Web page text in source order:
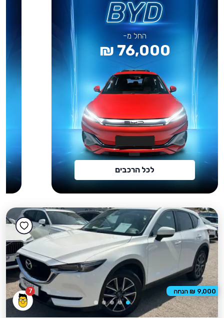
החל מ-
76,000 ₪
לכל הרכבים
7 9,000 ₪ הנחה